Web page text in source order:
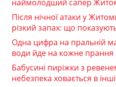
наймолодший сапер
Після нічної атаки у
різкий запах: що
Одна цифра на пральній
води йде на кожне прання
Бабусині пиріжки з
небезпека ховається в